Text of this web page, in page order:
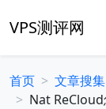
VPS测评网
首页
文章搜集
Nat